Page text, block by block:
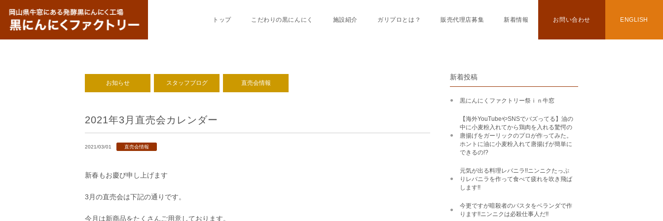
トップ こだわりの黒にんにく 施設紹介 ガリプロとは？ 販売代理店募集 新着情報 お問い合わせ ENGLISH
お知らせ スタッフブログ 直売会情報
2021年3月直売会カレンダー
2021/03/01 直売会情報
新春もお慶び申し上げます
3月の直売会は下記の通りです。
今月は新商品をたくさんご用意しております。
新着投稿
黒にんにくファクトリー祭ｉｎ牛窓
【海外YouTubeやSNSでバズってる】油の
中に小麦粉入れてから鶏肉を入れる驚愕の
唐揚げをガーリックのプロが作ってみた。
ホントに油に小麦粉入れて唐揚げが簡単に
できるの!?
元気が出る料理レバニラ!!ニンニクたっぷ
りレバニラを作って食べて疲れを吹き飛ば
します!!
今更ですが暗殺者のパスタをベランダで作
ります!!ニンニクは必殺仕事人だ!!